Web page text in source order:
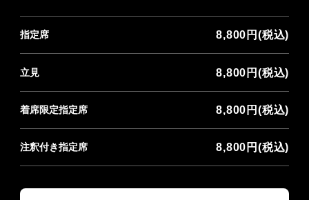
指定席 8,800円(税込)
立見 8,800円(税込)
着席限定指定席 8,800円(税込)
注釈付き指定席 8,800円(税込)